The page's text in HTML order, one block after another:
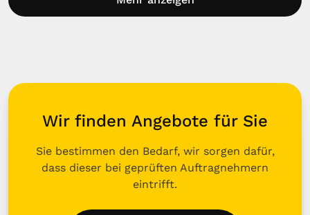
Wir finden Angebote für Sie
Sie bestimmen den Bedarf, wir sorgen dafür,
dass dieser bei geprüften Auftragnehmern
eintrifft.